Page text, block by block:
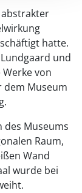
abstrakter
hatte.
und
von
dem Museum
Museums
Raum,
Wand
wurde bei